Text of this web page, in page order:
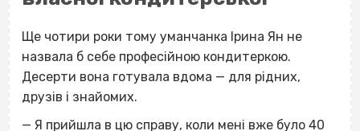
Ще чотири роки тому уманчанка Ірина Ян не
назвала б себе професійною кондитеркою.
Десерти вона готувала вдома — для рідних,
друзів і знайомих.
— Я прийшла в цю справу, коли мені вже було 40